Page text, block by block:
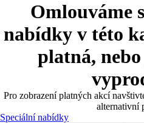
Omlouváme
nabídky v této
platná,
Pro zobrazení platných akcí
alternativní
Speciální nabídky